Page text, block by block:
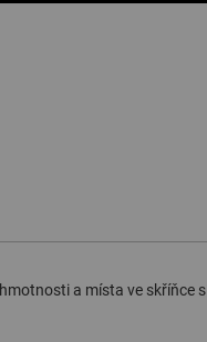
a místa ve skříňce
Než jsme